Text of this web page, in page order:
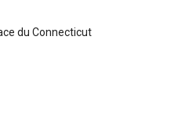
du Connecticut